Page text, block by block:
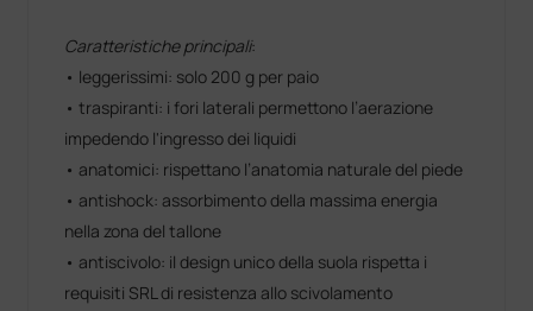
Caratteristiche principali:
• leggerissimi: solo 200 g per paio
• traspiranti: i fori laterali permettono l’aerazione
impedendo l'ingresso dei liquidi
• anatomici: rispettano l’anatomia naturale del piede
• antishock: assorbimento della massima energia
nella zona del tallone
• antiscivolo: il design unico della suola rispetta i
requisiti SRL di resistenza allo scivolamento